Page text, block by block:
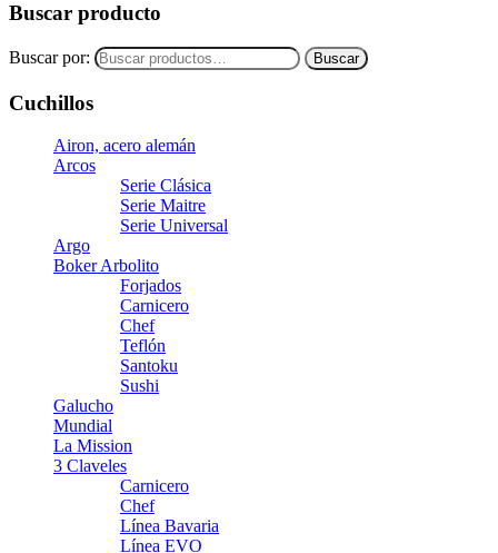
Buscar producto
Buscar por: Buscar
Cuchillos
Airon, acero alemán
Arcos
Serie Clásica
Serie Maitre
Serie Universal
Argo
Boker Arbolito
Forjados
Carnicero
Chef
Teflón
Santoku
Sushi
Galucho
Mundial
La Mission
3 Claveles
Carnicero
Chef
Línea Bavaria
Línea EVO